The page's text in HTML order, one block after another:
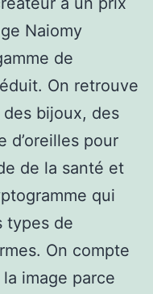
Naiomy
de
On retrouve
bijoux, des
d’oreilles pour
de la santé et
qui
types de
On compte
image parce